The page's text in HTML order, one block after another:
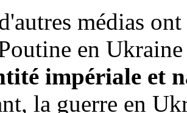
médias
en
impériale et
la guerre en